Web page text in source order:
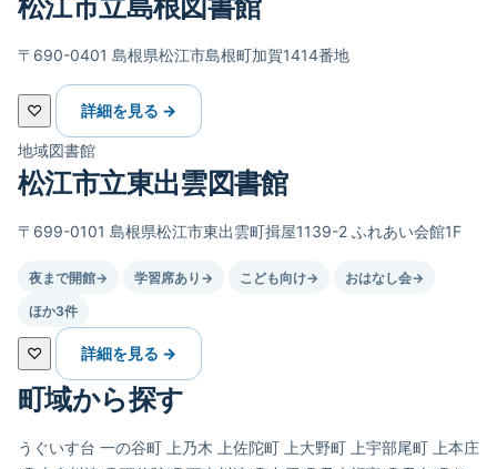
松江市立島根図書館
〒690-0401 島根県松江市島根町加賀1414番地
♡ 詳細を見る →
地域図書館
松江市立東出雲図書館
〒699-0101 島根県松江市東出雲町揖屋1139-2 ふれあい会館1F
夜まで開館→ 学習席あり → こども向け→ おはなし会→
ほか3件
♡ 詳細を見る →
町域から探す
うぐいす台 一の谷町 上乃木 上佐陀町 上大野町 上宇部尾町 上本庄